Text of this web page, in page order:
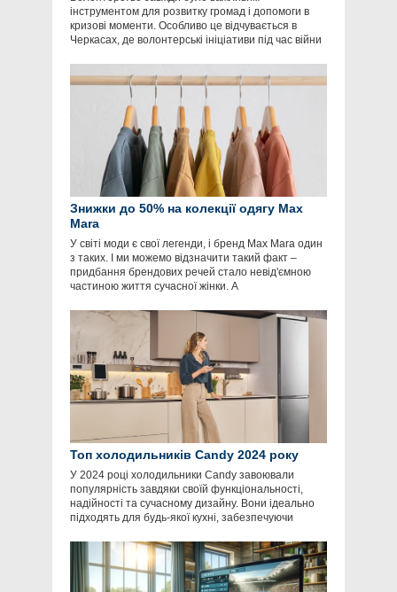
інструментом для розвитку громад і допомоги в
кризові моменти. Особливо це відчувається в
Черкасах, де волонтерські ініціативи під час війни
Знижки до 50% на колекції одягу Max
Mara
У світі моди є свої легенди, і бренд Max Mara один
з таких. І ми можемо відзначити такий факт –
придбання брендових речей стало невід'ємною
частиною життя сучасної жінки. А
Топ холодильників Candy 2024 року
У 2024 році холодильники Candy завоювали
популярність завдяки своїй функціональності,
надійності та сучасному дизайну. Вони ідеально
підходять для будь-якої кухні, забезпечуючи